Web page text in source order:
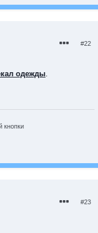
#22
одежды.
кнопки
#23